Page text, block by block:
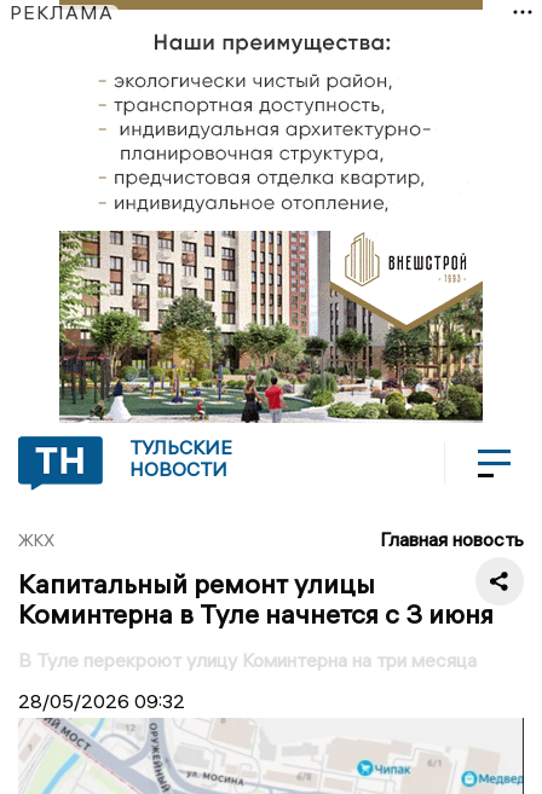
РЕКЛАМА
ТУЛЬСКИЕ
НОВОСТИ
ЖКХ Главная новость
Капитальный ремонт улицы
Коминтерна в Туле начнется с 3 июня
В Туле перекроют улицу Коминтерна на три месяца
28/05/2026 09:32